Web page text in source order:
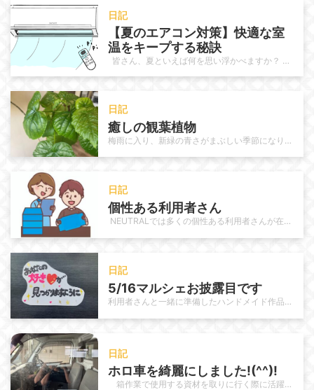
日記
【夏のエアコン対策】快適な室
温をキープする秘訣
皆さん、夏といえば何を思い浮かべますか？ 海にプール、冷たいスイカ、夏祭りや花火……楽しいイベントが目白押しで…
日記
癒しの観葉植物
梅雨に入り、新緑の青さがまぶしい季節になりました。 NEUTRALでも梅雨特有のジメっとする不快感に負けずに元気に作業に取り…
日記
個性ある利用者さん
NEUTRALでは多くの個性ある利用者さんが在籍されています。作業に於いて手先が器用な人、周りの方を愉快にさせる様な雰囲気…
日記
5/16マルシェお披露目です
利用者さんと一緒に準備したハンドメイド作品、いよいよお披露目します！ いよいよ今週末はマルシェ出店の日。 テーブルの上には、…
日記
ホロ車を綺麗にしました!(^^)!
箱作業で使用する資材を取りに行く際に活躍しているホロ車を今回は職員で清掃しました。 日頃から使用頻度が高いこ…